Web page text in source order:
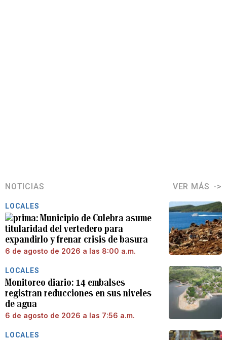
NOTICIAS VER MÁS
LOCALES
Municipio de Culebra asume
titularidad del vertedero para
expandirlo y frenar crisis de basura
6 de agosto de 2026 a las 8:00 a.m.
LOCALES
Monitoreo diario: 14 embalses
registran reducciones en sus niveles
de agua
6 de agosto de 2026 a las 7:56 a.m.
LOCALES